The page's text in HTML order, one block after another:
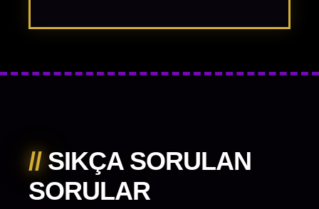
//SIKÇA SORULAN
SORULAR